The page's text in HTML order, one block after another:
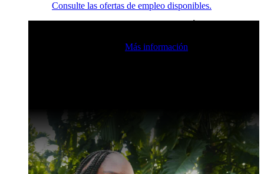
Consulte las ofertas de empleo disponibles.
Más información